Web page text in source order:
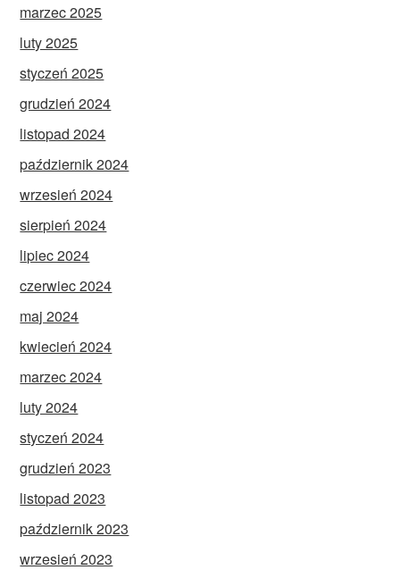
marzec 2025
luty 2025
styczeń 2025
grudzień 2024
listopad 2024
październik 2024
wrzesień 2024
sierpień 2024
lipiec 2024
czerwiec 2024
maj 2024
kwiecień 2024
marzec 2024
luty 2024
styczeń 2024
grudzień 2023
listopad 2023
październik 2023
wrzesień 2023